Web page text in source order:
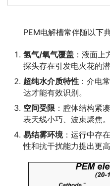
PEM电解槽常伴随以下典
氢气/氧气覆盖 ：液面
探头存在引发电火花的潜
超纯水介质特性 ：介电
达才能有效识别。
空间受限 ：腔体结构紧
表天线小巧、波束聚焦。
易结雾环境：运行中存
性和抗干扰能力提出更高